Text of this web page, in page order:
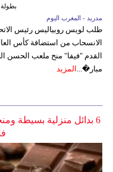
مدريد - المغرب اليوم
طلب لويس روبياليس رئيس
القدم "فيفا" منح ملعب الحسن
مبار�... المزيد
6 بدائل منزلية بسيطة